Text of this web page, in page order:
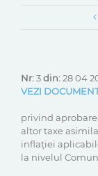
Nr:3din:28 04
VEZI
privind
altor taxe
inflației
la nivelul